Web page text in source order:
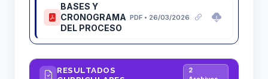
BASES Y
CRONOGRAMA
DEL PROCESO
PDF • 26/03/2026
RESULTADOS
2